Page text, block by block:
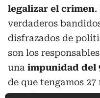
legalizar el crimen.
verdaderos
disfrazados de
son los
una impunidad del
de que tengamos 27